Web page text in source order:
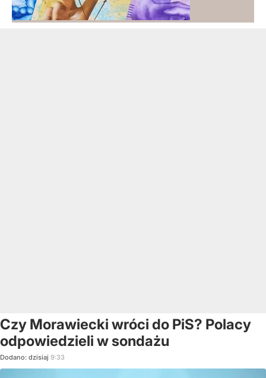
Czy Morawiecki wróci do PiS? Polacy
odpowiedzieli w sondażu
Dodano: dzisiaj 9:33